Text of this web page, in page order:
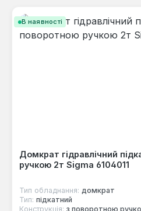
В наявності
Домкрат гідравлічний
ручкою 2т Sigma 6104011
Тип обладнання: домкрат
Тип: підкатний
Конструкція: з поворотною